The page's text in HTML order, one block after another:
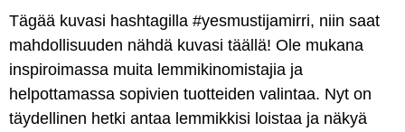
Tägää kuvasi hashtagilla #yesmustijamirri, niin saat
mahdollisuuden nähdä kuvasi täällä! Ole mukana
inspiroimassa muita lemmikinomistajia ja
helpottamassa sopivien tuotteiden valintaa. Nyt on
täydellinen hetki antaa lemmikkisi loistaa ja näkyä